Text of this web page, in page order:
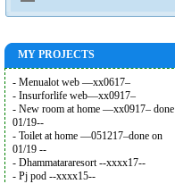
MY PROJECTS
- Menualot web —xx0617–
- Insurforlife web—xx0917–
- New room at home —xx0917– done
01/19--
- Toilet at home —051217–done on
01/19 --
- Dhammatararesort --xxxx17--
- Pj pod --xxxx15--